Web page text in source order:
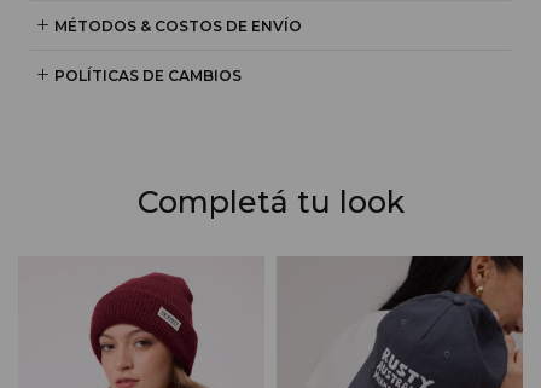
MÉTODOS & COSTOS DE ENVÍO
POLÍTICAS DE CAMBIOS
Completá tu look